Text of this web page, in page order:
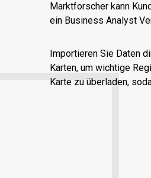
Marktforscher kann
ein Business Analyst
Importieren Sie Daten
Karten, um wichtige
Karte zu überladen,